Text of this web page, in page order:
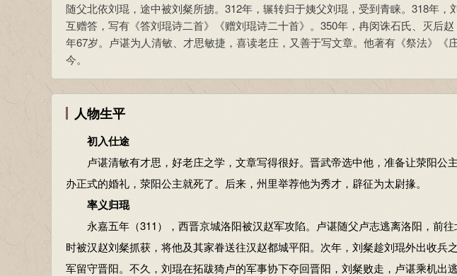
随父北依刘琨，途中被刘粲所掳。312年，辗转归于姨父刘琨，受到青睐。318年
互赠答，写有《答刘琨诗二首》《赠刘琨诗二十首》。350年，冉闵诛石氏、灭后
年67岁。卢谌为人清敏、才思敏捷，喜读老庄，又善于写文章。他著有《祭法》《
今。
人物生平
初入仕途
卢谌清敏有才思，好老庄之学，文章写得很好。晋武帝选中他，准备让荥阳公
办正式的婚礼，荥阳公主就死了。后来，州里举荐他为秀才，辟征为太尉掾。
率义归琨
永嘉五年（311），西晋京城洛阳被汉赵军攻陷。卢谌随父卢志逃离洛阳，前往
时被汉赵刘粲抓获，将他及其家眷送往汉赵都城平阳。次年，刘粲趁刘琨外出收兵
军留守晋阳。不久，刘琨在拓跋猗卢的军事协下夺回晋阳，刘粲败走，卢谌乘机出